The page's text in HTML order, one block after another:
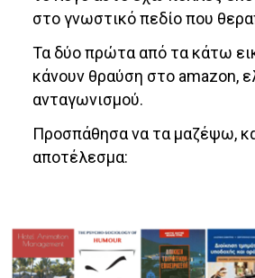
στο γνωστικό πεδίο που
Τα δύο πρώτα από τα κάτω
κάνουν θραύση στο amazon,
ανταγωνισμού.
Προσπάθησα να τα μαζέψω,
αποτέλεσμα: